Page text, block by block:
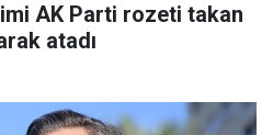
AK Parti rozeti takan
atadı